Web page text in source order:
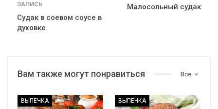
ЗАПИСЬ
Судак в соевом соусе в
духовке
Малосольный судак
Все
Вам также могут понравиться
ВЫПЕЧКА ВЫПЕЧКА